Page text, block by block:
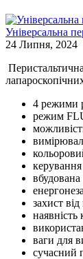
Універсальна
24 Липня, 2024
4 режими
режим
захист
наявність
ваги для
сучасний